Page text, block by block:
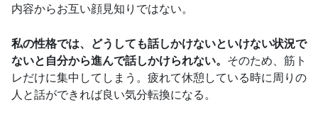
内容からお互い顔見知りではない。
私の性格では、どうしても話しかけないといけない状況で
ないと自分から進んで話しかけられない。 そのため、筋ト
レだけに集中してしまう。疲れて休憩している時に周りの
人と話ができれば良い気分転換になる。